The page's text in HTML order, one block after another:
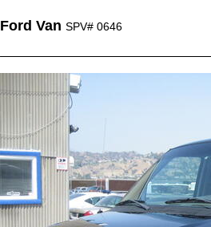
Ford Van SPV# 0646